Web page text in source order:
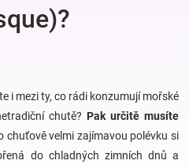
i mezi ty, co rádi konzumují mořské
chutě? Pak určitě musíte
chuťově velmi zajímavou polévku si
do chladných zimních dnů a